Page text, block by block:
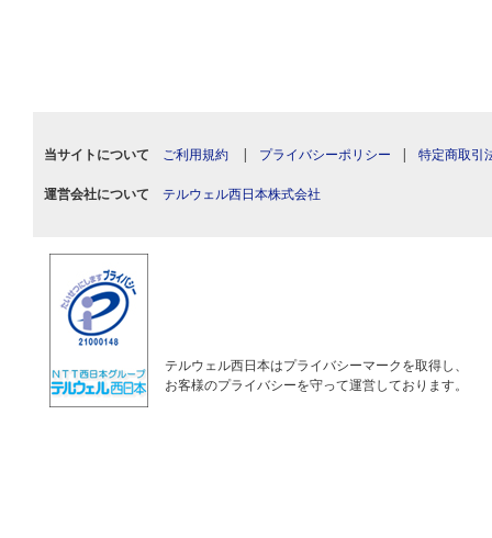
当サイトについて ご利用規約 | プライバシーポリシー | 特定商取引
運営会社について テルウェル西日本株式会社
テルウェル西日本はプライバシーマークを取得し、
お客様のプライバシーを守って運営しております。